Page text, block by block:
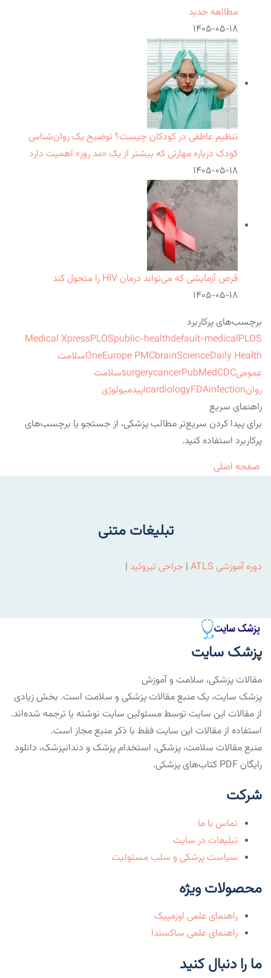
مطالعه جدید
۱۴۰۵-۰۵-۱۸
تنظیم عاطفی در کودکان چیست؟ توضیح یک روان‌شناس
کودک درباره مهارتی که بیشتر از یک «مد روز» اهمیت دارد
۱۴۰۵-۰۵-۱۸
قرص آزمایشی که می‌تواند درمان HIV را متحول کند
۱۴۰۵-۰۵-۱۸
برچسب‌های پرکاربرد
Medical XpressPLOSpublic-healthdefault-medicalPLOS
OneEurope PMCbrainScienceDaily Health
سلامت
عمومی
surgerycancerPubMedCDC
سلامت
روان
cardiologyFDAinfection
اپیدمیولوژی
راهنمای سریع
برای پیدا کردن سریع‌تر مطالب پزشکی، از جستجو یا برچسب‌های
پرکاربرد استفاده کنید.
صفحه اصلی
تبلیغات متنی
دوره آموزشی ATLS | جراحی تیروئید |
پزشک سایت
مقالات پزشکی، سلامت و آموزش
پزشک سایت، یک منبع مقالات پزشکی و سلامت است. بخش زیادی
از مقالات این سایت توسط مسئولین سایت نوشته یا ترجمه شده‌اند.
استفاده از مقالات این سایت فقط با ذکر منبع مجاز است.
منبع مقالات سلامت، پزشکی، استخدام پزشک و دندانپزشک، دانلود
رایگان PDF کتاب‌های پزشکی.
شرکت
تماس با ما
تبلیغات در سایت
سیاست پزشکی و سلب مسئولیت
محصولات ویژه
راهنمای علمی اوزمپیک
راهنمای علمی ساکسندا
ما را دنبال کنید